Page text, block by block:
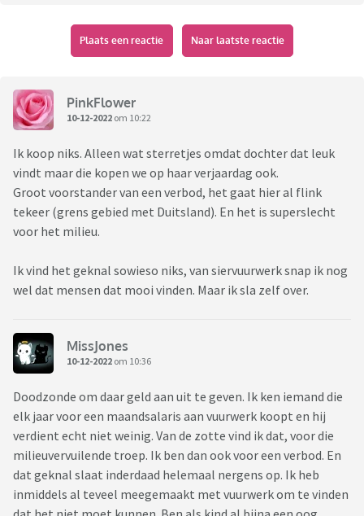
meer dan voor corona, want het mag weer
broodjes over de toonbank. En bestellingen van 500 tot 600
euro in totaal zijn geen uitzondering."
Ik ben als de dood voor vuurwerk en ik kom niet buiten op 31
dec , dat weet ik nu al
Ik kan me haast niet voorstellen dat mensen 500-600 euro
gaan uitgeven aan iets wat je de lucht in schiet in deze dure
Vandaar mijn vraag : gaan jullie vuurwerk kopen ?
https://www.rtlnieuws.nl/nieuws/nederland/artikel/5352307
/vuurwerkverkoop-flink-gestegen
Plaats een reactie Naar laatste reactie
PinkFlower
10-12-2022 om 10:22
Ik koop niks. Alleen wat sterretjes omdat dochter dat leuk
vindt maar die kopen we op haar verjaardag ook.
Groot voorstander van een verbod, het gaat hier al flink
tekeer (grens gebied met Duitsland). En het is superslecht
voor het milieu.
Ik vind het geknal sowieso niks, van siervuurwerk snap ik nog
wel dat mensen dat mooi vinden. Maar ik sla zelf over.
MissJones
10-12-2022 om 10:36
Doodzonde om daar geld aan uit te geven. Ik ken iemand die
elk jaar voor een maandsalaris aan vuurwerk koopt en hij
verdient echt niet weinig. Van de zotte vind ik dat, voor die
milieuvervuilende troep. Ik ben dan ook voor een verbod. En
dat geknal slaat inderdaad helemaal nergens op. Ik heb
inmiddels al teveel meegemaakt met vuurwerk om te vinden